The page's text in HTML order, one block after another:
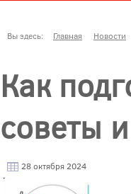
Вы здесь: Главная Новости
Как
советы
28 октября 2024